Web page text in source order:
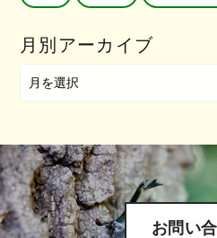
月別アーカイブ
お問い